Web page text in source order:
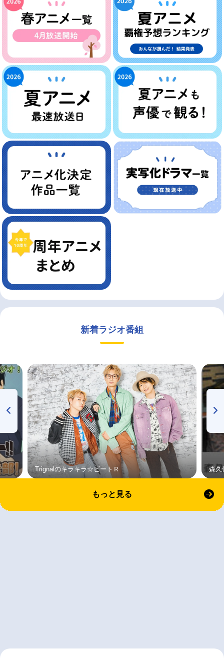
新着ラジオ番組
Trignalのキラキラ☆ビートＲ 森久
もっと見る